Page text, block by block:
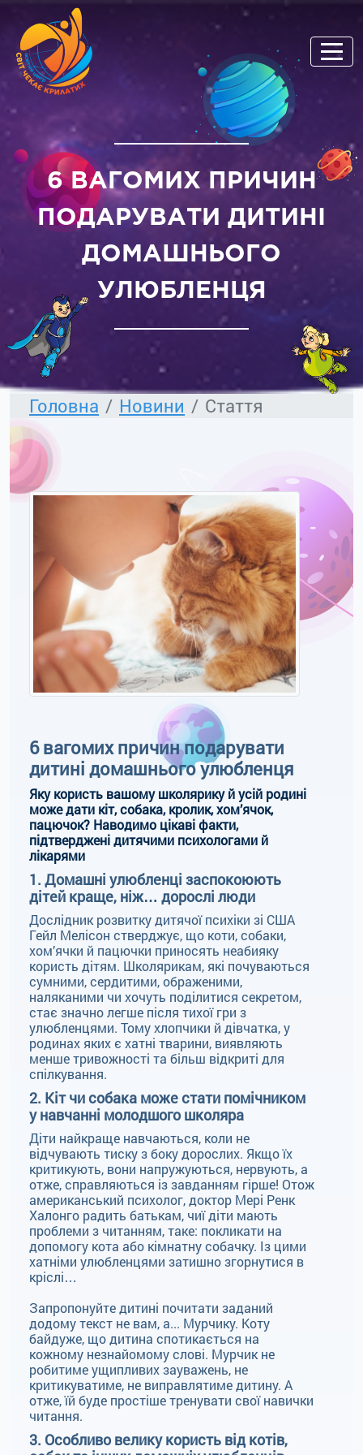
6 ВАГОМИХ ПРИЧИН
ПОДАРУВАТИ ДИТИНІ
ДОМАШНЬОГО
УЛЮБЛЕНЦЯ
Головна Новини Стаття
6 вагомих причин подарувати
дитині домашнього улюбленця
Яку користь вашому школярику й усій родині
може дати кіт, собака, кролик, хом’ячок,
пацючок? Наводимо цікаві факти,
підтверджені дитячими психологами й
лікарями
1. Домашні улюбленці заспокоюють
дітей краще, ніж… дорослі люди
Дослідник розвитку дитячої психіки зі США
Гейл Мелісон стверджує, що коти, собаки,
хом’ячки й пацючки приносять неабияку
користь дітям. Школярикам, які почуваються
сумними, сердитими, ображеними,
наляканими чи хочуть поділитися секретом,
стає значно легше після тихої гри з
улюбленцями. Тому хлопчики й дівчатка, у
родинах яких є хатні тварини, виявляють
менше тривожності та більш відкриті для
спілкування.
2. Кіт чи собака може стати помічником
у навчанні молодшого школяра
Діти найкраще навчаються, коли не
відчувають тиску з боку дорослих. Якщо їх
критикують, вони напружуються, нервують, а
отже, справляються із завданням гірше! Отож
американський психолог, доктор Мері Ренк
Халонго радить батькам, чиї діти мають
проблеми з читанням, таке: покликати на
допомогу кота або кімнатну собачку. Із цими
хатніми улюбленцями затишно згорнутися в
кріслі…
Запропонуйте дитині почитати заданий
додому текст не вам, а... Мурчику. Коту
байдуже, що дитина спотикається на
кожному незнайомому слові. Мурчик не
робитиме ущипливих зауважень, не
критикуватиме, не виправлятиме дитину. А
отже, їй буде простіше тренувати свої навички
читання.
3. Особливо велику користь від котів,